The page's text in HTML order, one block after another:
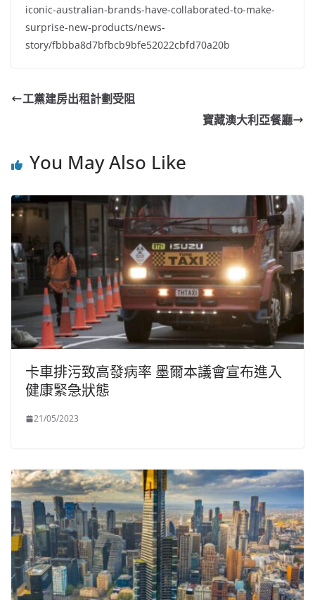
iconic-australian-brands-have-collaborated-to-make-
surprise-new-products/news-
story/fbbba8d7bfbcb9bfe52022cbfd70a20b
工黨建房出租計劃受阻
寶藏澳大利亞餐廳
You May Also Like
卡車排污致高發病率 墨爾本議會宣布進入
健康緊急狀態
21/05/2023